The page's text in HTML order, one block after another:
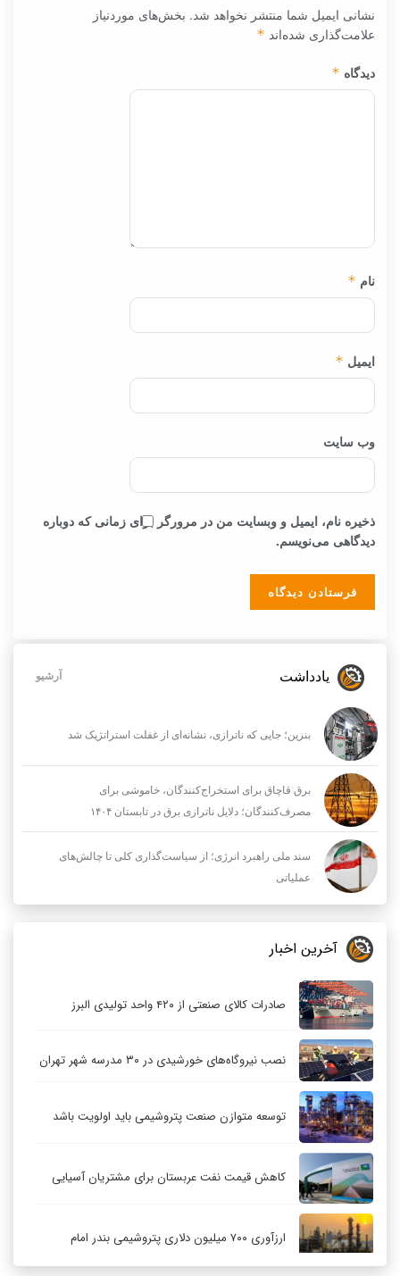
نشانی ایمیل شما منتشر نخواهد شد. بخش‌های موردنیاز
علامت‌گذاری شده‌اند *
دیدگاه *
نام *
ایمیل *
وب‌ سایت
ذخیره نام، ایمیل و وبسایت من در مرورگر برای زمانی که دوباره
دیدگاهی می‌نویسم.
یادداشت آرشیو
بنزین؛ جایی که ناترازی، نشانه‌ای از غفلت استراتژیک شد
برق قاچاق برای استخراج‌کنندگان، خاموشی برای
مصرف‌کنندگان؛ دلایل ناترازی برق در تابستان ۱۴۰۴
سند ملی راهبرد انرژی؛ از سیاست‌گذاری کلی تا چالش‌های
عملیاتی
آخرین اخبار
صادرات کالای صنعتی از ۴۲۰ واحد تولیدی البرز
نصب نیروگاه‌های خورشیدی در ۳۰ مدرسه شهر تهران
توسعه متوازن صنعت پتروشیمی باید اولویت باشد
کاهش قیمت نفت عربستان برای مشتریان آسیایی
ارزآوری ۷۰۰ میلیون دلاری پتروشیمی بندر امام